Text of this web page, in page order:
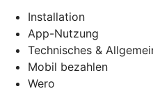
Installation
App-Nutzung
Technisches &
Mobil bezahlen
Wero